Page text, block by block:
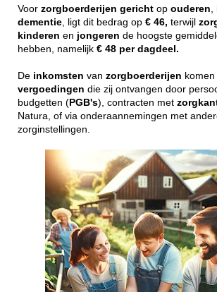
Voor zorgboerderijen gericht op ouderen
dementie , ligt dit bedrag op € 46, terwijl
kinderen en jongeren de hoogste
hebben, namelijk € 48 per dagdeel.
De inkomsten van zorgboerderijen
vergoedingen die zij ontvangen door
budgetten ( PGB's), contracten met
Natura, of via onderaannemingen met
zorginstellingen.